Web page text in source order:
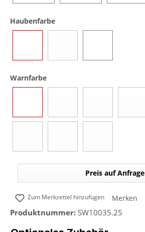
Haubenfarbeauswählen
Warnfarbeauswählen
Preis auf Anfrage
Zum Merkzettel hinzufügen Merken
Produktnummer: SW10035.25